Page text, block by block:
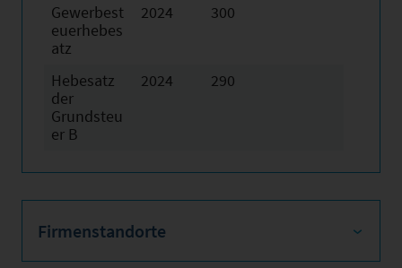
Gewerbest
euerhebes
atz
2024 300
Hebesatz
der
Grundsteu
er B
2024 290
Firmenstandorte